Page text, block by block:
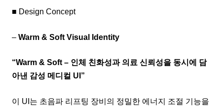
■ Design Concept
– Warm & Soft Visual Identity
“Warm & Soft – 인체 친화성과 의료 신뢰성을 동시에 담
아낸 감성 메디컬 UI”
이 UI는 초음파 리프팅 장비의 정밀한 에너지 조절 기능을